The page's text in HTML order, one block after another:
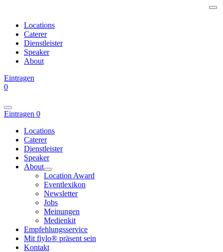
Locations
Caterer
Dienstleister
Speaker
About
Eintragen
0
Eintragen 0
Locations
Caterer
Dienstleister
Speaker
About
Location Award
Eventlexikon
Newsletter
Jobs
Meinungen
Medienkit
Empfehlungsservice
Mit fiylo® präsent sein
Kontakt